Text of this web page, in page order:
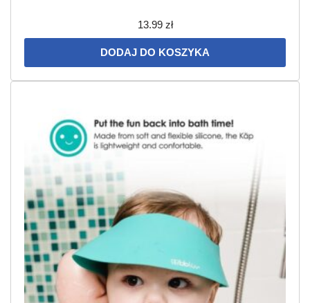
13.99 zł
DODAJ DO KOSZYKA